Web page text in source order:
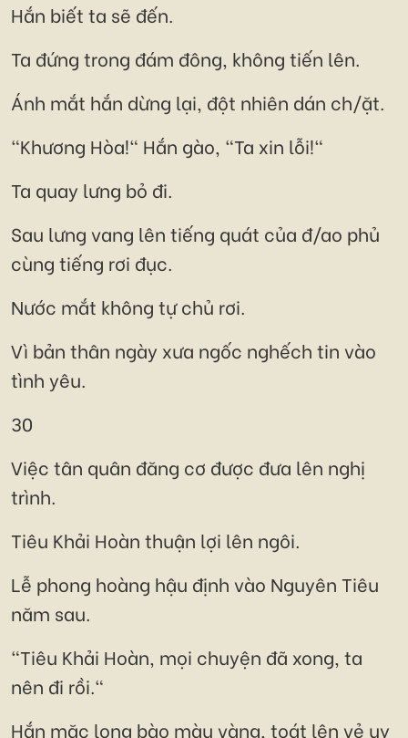
Hắn biết ta sẽ đến.
Ta đứng trong đám đông, không tiến lên.
Ánh mắt hắn dừng lại, đột nhiên dán ch/ặt.
"Khương Hòa!" Hắn gào, "Ta xin lỗi!"
Ta quay lưng bỏ đi.
Sau lưng vang lên tiếng quát của đ/ao phủ
cùng tiếng rơi đục.
Nước mắt không tự chủ rơi.
Vì bản thân ngày xưa ngốc nghếch tin vào
tình yêu.
30
Việc tân quân đăng cơ được đưa lên nghị
trình.
Tiêu Khải Hoàn thuận lợi lên ngôi.
Lễ phong hoàng hậu định vào Nguyên Tiêu
năm sau.
"Tiêu Khải Hoàn, mọi chuyện đã xong, ta
nên đi rồi."
Hắn mặc long bào màu vàng, toát lên vẻ uy